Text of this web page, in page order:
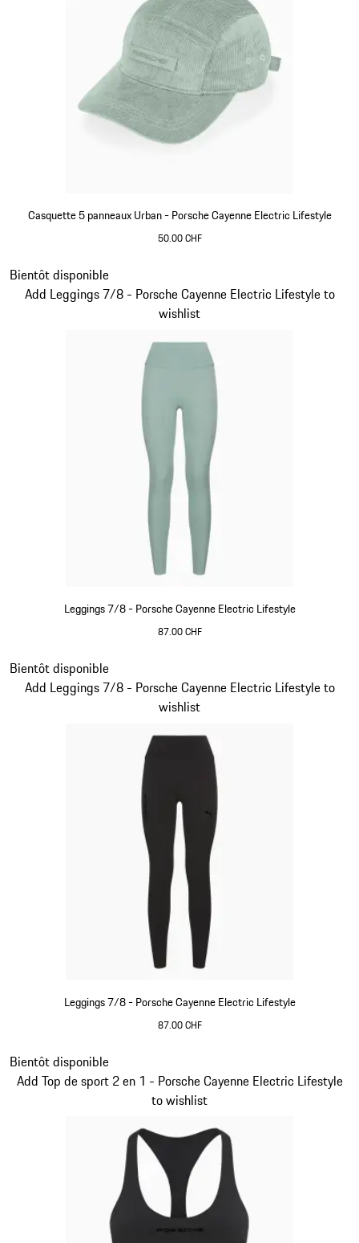
Casquette 5 panneaux Urban - Porsche Cayenne Electric Lifestyle
50.00 CHF
Leggings 7/8 - Porsche Cayenne Electric Lifestyle
87.00 CHF
Bientôt disponible
Add Leggings 7/8 - Porsche Cayenne Electric Lifestyle to
wishlist
Diapositive 5 sur 15
Leggings 7/8 - Porsche Cayenne Electric Lifestyle
87.00 CHF
Bientôt disponible
Add Leggings 7/8 - Porsche Cayenne Electric Lifestyle to
wishlist
Diapositive 6 sur 15
Bientôt disponible
Add Top de sport 2 en 1 - Porsche Cayenne Electric Lifestyle
to wishlist
Diapositive 7 sur 15